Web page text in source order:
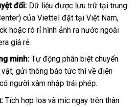
đối:Dữ liệu được lưu trữ tại trung
của Viettel đặt tại Việt Nam,
hoặc rò rỉ hình ảnh ra nước ngoài
giá rẻ.
minh:Tự động phân biệt chuyển
gửi thông báo tức thì về điện
người xâm nhập trái phép.
Tích hợp loa và mic ngay trên thân